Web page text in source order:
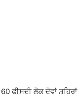
ਫੀਸਦੀ ਲੋਕ ਦੋਵਾਂ